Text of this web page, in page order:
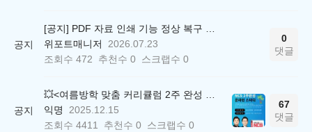
공지
[공지] PDF 자료 인쇄 기능 정상 복구 안내
위포트매니저
2026.07.23
조회수 472 추천수 0 스크랩수 0
0
댓글
공지
💥<여름방학 맞춤 커리큘럼 2주 완성 무료 스터디> 모집 시작!
익명
2025.12.15
조회수 4411 추천수 0 스크랩수 0
67
댓글